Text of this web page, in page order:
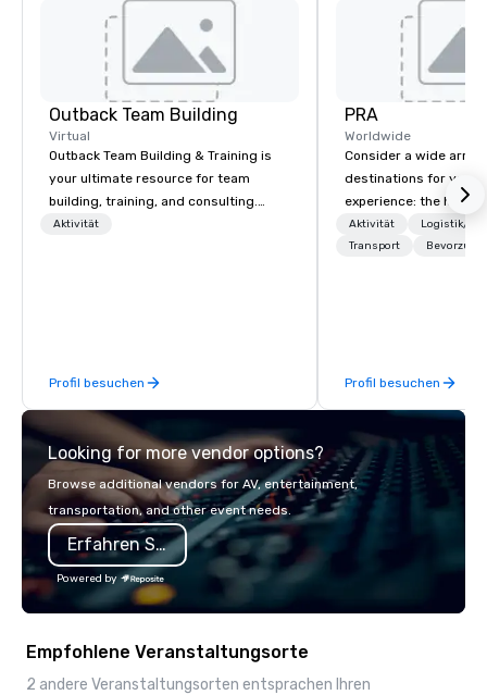
Outback Team Building
Virtual
Outback Team Building & Training is
your ultimate resource for team
building, training, and consulting.
Recommended by over 30,000+
Aktivität
Profil besuchen
PRA
Worldwide
Consider a wide array
destinations for your
experience: the
charming South, all-
Midwest, or
Aktivität
Logistik/
Transport
Profil besuchen
Looking for more vendor options?
Browse additional vendors for AV, entertainment,
transportation, and other event needs.
Erfahren Sie mehr
Powered by
Empfohlene Veranstaltungsorte
2 andere Veranstaltungsorten entsprachen Ihren